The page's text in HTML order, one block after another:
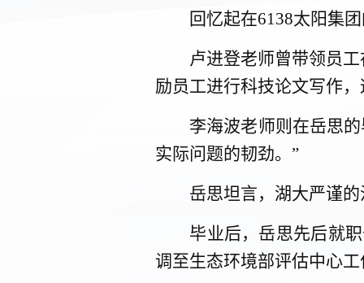
回忆起在6138太阳集
卢进登老师曾带领员工
励员工进行科技论文写作
李海波老师则在岳思的
实际问题的韧劲。”
岳思坦言，湖大严谨的
毕业后，岳思先后就职
调至生态环境部评估中心